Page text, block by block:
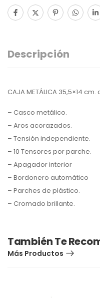
Descripción
CAJA METÁLICA 35,5×14
– Casco metálico.
– Aros acorazados.
– Tensión independiente.
– 10 Tensores por parche.
– Apagador interior
– Bordonero automático
– Parches de plástico.
– Cromado brillante.
También Te
Más Productos